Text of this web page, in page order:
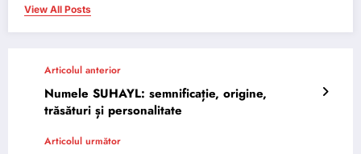
View All Posts
Articolul anterior
Numele SUHAYL: semnificație, origine,
trăsături și personalitate
Articolul următor